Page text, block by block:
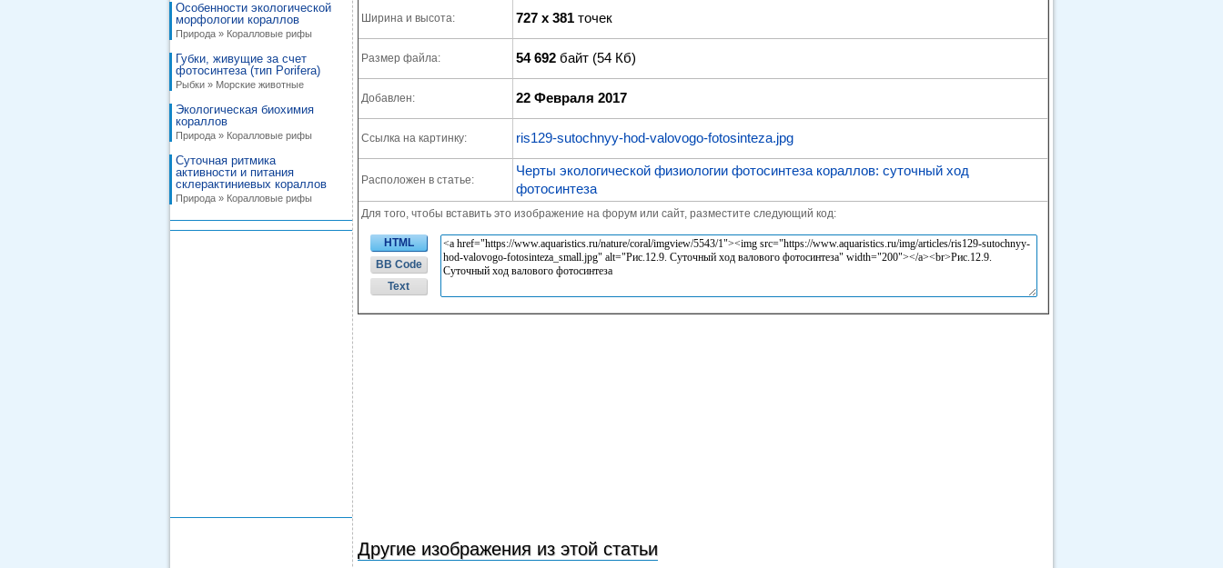
Особенности экологической
морфологии кораллов
Природа » Коралловые рифы
Губки, живущие за счет
фотосинтеза (тип Porifera)
Рыбки » Морские животные
Экологическая биохимия
кораллов
Природа » Коралловые рифы
Суточная ритмика
активности и питания
склерактиниевых кораллов
Природа » Коралловые рифы
Ширина и высота: 727 x 381 точек
Размер файла: 54 692 байт (54 Кб)
Добавлен: 22 Февраля 2017
Ссылка на картинку: ris129-sutochnyy-hod-valovogo-fotosinteza.jpg
Расположен в статье:
Черты экологической физиологии фотосинтеза кораллов: суточный ход
фотосинтеза
Для того, чтобы вставить это изображение на форум или сайт, разместите следующий код:
HTML
BB Code
Text
Другие изображения из этой статьи